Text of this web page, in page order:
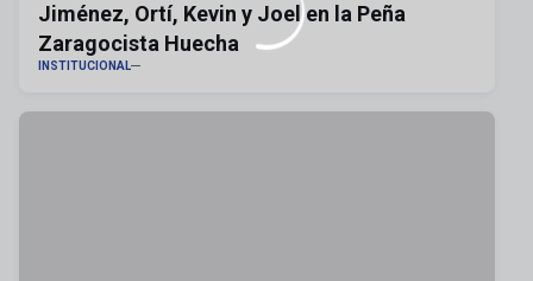
Jiménez, Ortí, Kevin y Joel en la Peña
Zaragocista Huecha
INSTITUCIONAL